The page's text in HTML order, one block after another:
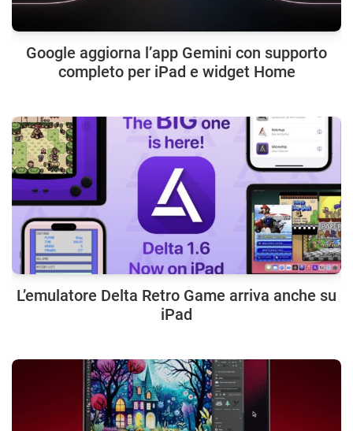
Google aggiorna l’app Gemini con supporto
completo per iPad e widget Home
L’emulatore Delta Retro Game arriva anche su
iPad